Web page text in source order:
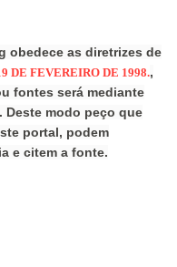
obedece as diretrizes de
DE FEVEREIRO DE 1998.,
fontes será mediante
Deste modo peço que
portal, podem
e citem a fonte.